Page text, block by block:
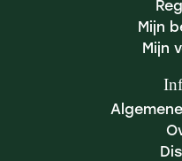
Mijn
Mijn